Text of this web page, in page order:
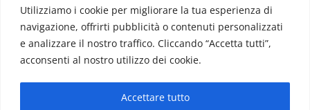
Utilizziamo i cookie per migliorare la tua esperienza di
navigazione, offrirti pubblicità o contenuti personalizzati
e analizzare il nostro traffico. Cliccando “Accetta tutti”,
acconsenti al nostro utilizzo dei cookie.
Accettare tutto
Redazione: redazione@www.martinasera.it
Direttore:direttore@www.martinasera.it
Info & Commerciale:info@www.martinasera.it